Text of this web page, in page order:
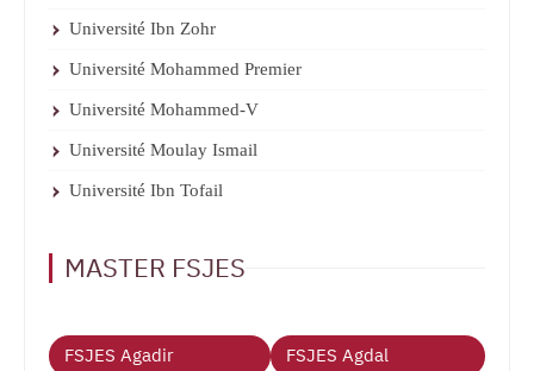
Université Ibn Zohr
Université Mohammed Premier
Université Mohammed-V
Université Moulay Ismail
Université Ibn Tofail
MASTER FSJES
FSJES Agadir
FSJES Agdal